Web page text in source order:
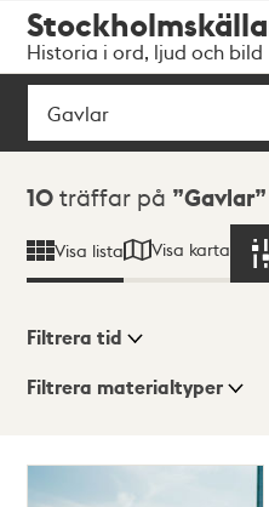
navigationen
huvudinnehållet
Historia i ord, ljud och bild
Sök
Sökresultat
10 träffar på Gavlar
Visa lista Visa karta
Visningsläge
Filtrera tid
Filtrera materialtyper